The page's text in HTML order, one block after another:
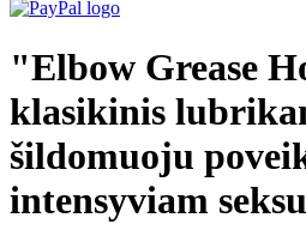
"Elbow Grease
klasikinis
šildomuoju
intensyviam